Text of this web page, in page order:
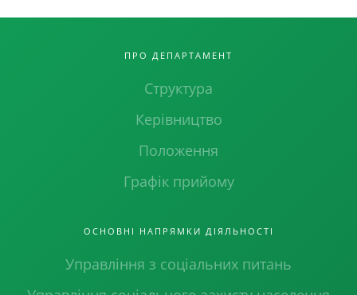
ПРО ДЕПАРТАМЕНТ
Структура
Керівництво
Положення
Графік прийому
ОСНОВНІ НАПРЯМКИ ДІЯЛЬНОСТІ
Управління з соціальних питань